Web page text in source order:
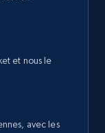
et nous le
avec les